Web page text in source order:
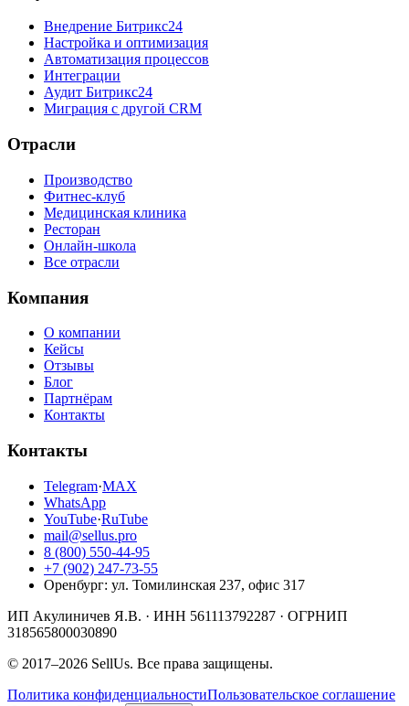
Внедрение Битрикс24
Настройка и оптимизация
Автоматизация процессов
Интеграции
Аудит Битрикс24
Миграция с другой CRM
Отрасли
Производство
Фитнес-клуб
Медицинская клиника
Ресторан
Онлайн-школа
Все отрасли
Компания
О компании
Кейсы
Отзывы
Блог
Партнёрам
Контакты
Контакты
Telegram·MAX
WhatsApp
YouTube·RuTube
mail@sellus.pro
8 (800) 550-44-95
+7 (902) 247-73-55
Оренбург: ул. Томилинская 237, офис 317
ИП Акулиничев Я.В. · ИНН 561113792287 · ОГРНИП
318565800030890
© 2017–2026 SellUs. Все права защищены.
Политика конфиденциальностиПользовательское соглашение